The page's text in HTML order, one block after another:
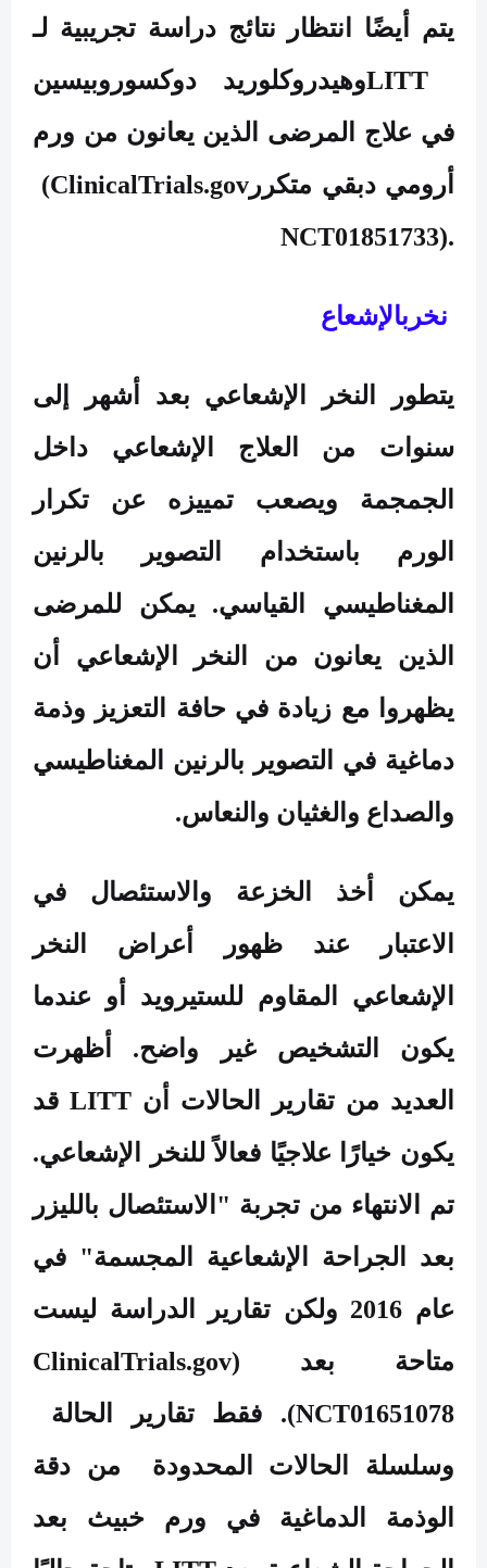
يتم أيضًا انتظار نتائج دراسة تجريبية لـ
LITTوهيدروكلوريد دوكسوروبيسين
في علاج المرضى الذين يعانون من ورم
أرومي دبقي متكرر (ClinicalTrials.gov
NCT01851733).
نخربالإشعاع
يتطور النخر الإشعاعي بعد أشهر إلى
سنوات من العلاج الإشعاعي داخل
الجمجمة ويصعب تمييزه عن تكرار
الورم باستخدام التصوير بالرنين
المغناطيسي القياسي. يمكن للمرضى
الذين يعانون من النخر الإشعاعي أن
يظهروا مع زيادة في حافة التعزيز وذمة
دماغية في التصوير بالرنين المغناطيسي
والصداع والغثيان والنعاس.
يمكن أخذ الخزعة والاستئصال في
الاعتبار عند ظهور أعراض النخر
الإشعاعي المقاوم للستيرويد أو عندما
يكون التشخيص غير واضح. أظهرت
العديد من تقارير الحالات أن LITT قد
يكون خيارًا علاجيًا فعالاً للنخر الإشعاعي.
تم الانتهاء من تجربة "الاستئصال بالليزر
بعد الجراحة الإشعاعية المجسمة" في
عام 2016 ولكن تقارير الدراسة ليست
متاحة بعد (ClinicalTrials.gov
NCT01651078). فقط تقارير الحالة
وسلسلة الحالات المحدودة من دقة
الوذمة الدماغية في ورم خبيث بعد